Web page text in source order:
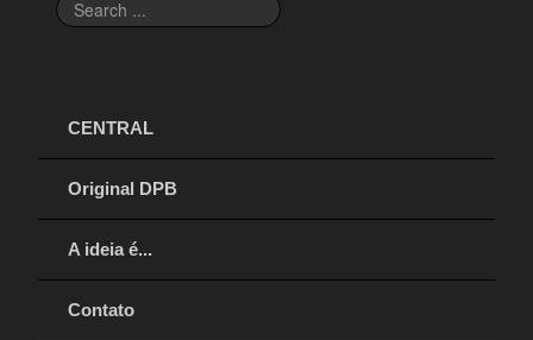
...
CENTRAL
Original DPB
A ideia é...
Contato